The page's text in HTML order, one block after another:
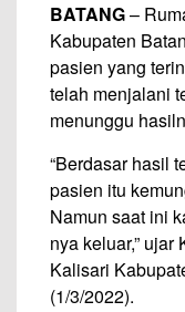
BATANG–
Kabupaten
pasien yang
telah menjalani
menunggu
“Berdasar hasil
pasien itu
Namun saat ini
nya keluar,”
Kalisari
(1/3/2022).